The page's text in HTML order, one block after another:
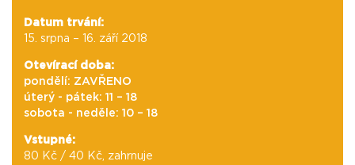
Datum trvání:
15. srpna – 16. září 2018
Otevírací doba:
pondělí: ZAVŘENO
úterý - pátek: 11 – 18
sobota - neděle: 10 – 18
Vstupné:
80 Kč / 40 Kč, zahrnuje